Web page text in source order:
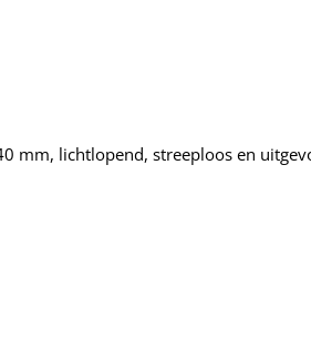
mm, lichtlopend, streeploos en